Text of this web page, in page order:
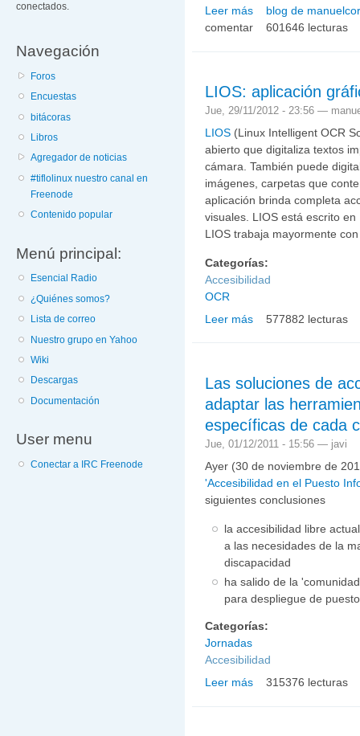
conectados.
Navegación
Foros
Encuestas
bitácoras
Libros
Agregador de noticias
#tiflolinux nuestro canal en
Freenode
Contenido popular
Menú principal:
Esencial Radio
¿Quiénes somos?
Lista de correo
Nuestro grupo en Yahoo
Wiki
Descargas
Documentación
User menu
Conectar a IRC Freenode
Leer más sobre Orca Custom
customizations.py
blog de
comentar
601646 lecturas
LIOS: aplicación
Jue, 29/11/2012 - 23:56 —
LIOS (Linux Intelligent OCR
abierto que digitaliza textos
cámara. También puede
imágenes, carpetas que
aplicación brinda completa
visuales. LIOS está escrito
LIOS trabaja mayormente
Categorías:
Accesibilidad
OCR
Leer más sobre LIOS: aplicación
577882 lecturas
Las soluciones de
adaptar las
específicas de cada
Jue, 01/12/2011 - 15:56 — javi
Ayer (30 de noviembre de
'Accesibilidad en el Puesto
siguientes conclusiones
la accesibilidad libre
a las necesidades de la
discapacidad
ha salido de la
para despliegue de
Categorías:
Jornadas
Accesibilidad
Leer más sobre Las soluciones
315376 lecturas